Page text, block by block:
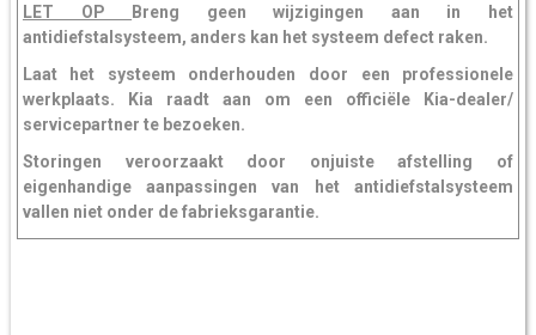
LET OP
Breng geen wijzigingen aan in het
antidiefstalsysteem, anders kan het systeem defect raken.
Laat het systeem onderhouden door een professionele
werkplaats. Kia raadt aan om een officiële Kia-dealer/
servicepartner te bezoeken.
Storingen veroorzaakt door onjuiste afstelling of
eigenhandige aanpassingen van het antidiefstalsysteem
vallen niet onder de fabrieksgarantie.